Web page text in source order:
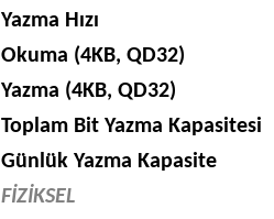
Yazma Hızı
Okuma (4KB, QD32)
Yazma (4KB, QD32)
Toplam Bit Yazma Kapasitesi
Günlük Yazma Kapasite
FİZİKSEL